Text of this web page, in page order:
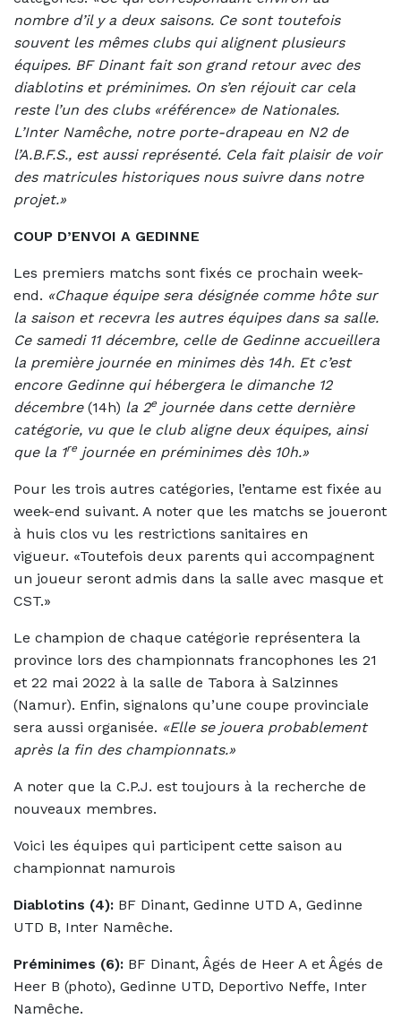
nombre d’il y a deux saisons. Ce sont toutefois
souvent les mêmes clubs qui alignent plusieurs
équipes. BF Dinant fait son grand retour avec des
diablotins et préminimes. On s’en réjouit car cela
reste l’un des clubs «référence» de Nationales.
L’Inter Namêche, notre porte-drapeau en N2 de
l’A.B.F.S., est aussi représenté. Cela fait plaisir de voir
des matricules historiques nous suivre dans notre
projet.»
COUP D’ENVOI A GEDINNE
Les premiers matchs sont fixés ce prochain week-
end. «Chaque équipe sera désignée comme hôte sur
la saison et recevra les autres équipes dans sa salle.
Ce samedi 11 décembre, celle de Gedinne accueillera
la première journée en minimes dès 14h. Et c’est
encore Gedinne qui hébergera le dimanche 12
décembre (14h) la 2ejournée dans cette dernière
catégorie, vu que le club aligne deux équipes, ainsi
que la 1rejournée en préminimes dès 10h.»
Pour les trois autres catégories, l’entame est fixée au
week-end suivant. A noter que les matchs se joueront
à huis clos vu les restrictions sanitaires en
vigueur. «Toutefois deux parents qui accompagnent
un joueur seront admis dans la salle avec masque et
CST.»
Le champion de chaque catégorie représentera la
province lors des championnats francophones les 21
et 22 mai 2022 à la salle de Tabora à Salzinnes
(Namur). Enfin, signalons qu’une coupe provinciale
sera aussi organisée. «Elle se jouera probablement
après la fin des championnats.»
A noter que la C.P.J. est toujours à la recherche de
nouveaux membres.
Voici les équipes qui participent cette saison au
championnat namurois
Diablotins (4): BF Dinant, Gedinne UTD A, Gedinne
UTD B, Inter Namêche.
Préminimes (6): BF Dinant, Âgés de Heer A et Âgés de
Heer B (photo), Gedinne UTD, Deportivo Neffe, Inter
Namêche.